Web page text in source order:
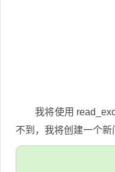
我将使用
不到，我将创建一个新